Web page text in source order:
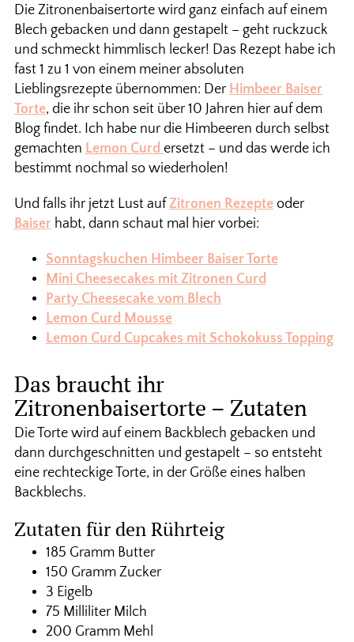
Die Zitronenbaisertorte wird ganz einfach auf einem
Blech gebacken und dann gestapelt – geht ruckzuck
und schmeckt himmlisch lecker! Das Rezept habe ich
fast 1 zu 1 von einem meiner absoluten
Lieblingsrezepte übernommen: Der Himbeer Baiser
Torte, die ihr schon seit über 10 Jahren hier auf dem
Blog findet. Ich habe nur die Himbeeren durch selbst
gemachten Lemon Curd ersetzt – und das werde ich
bestimmt nochmal so wiederholen!
Und falls ihr jetzt Lust auf Zitronen Rezepteoder
Baiserhabt, dann schaut mal hier vorbei:
Sonntagskuchen Himbeer Baiser Torte
Mini Cheesecakes mit Zitronen Curd
Party Cheesecake vom Blech
Lemon Curd Mousse
Lemon Curd Cupcakes mit Schokokuss Topping
Das braucht ihr
Zitronenbaisertorte – Zutaten
Die Torte wird auf einem Backblech gebacken und
dann durchgeschnitten und gestapelt – so entsteht
eine rechteckige Torte, in der Größe eines halben
Backblechs.
Zutaten für den Rührteig
185 Gramm Butter
150 Gramm Zucker
3 Eigelb
75 Milliliter Milch
200 Gramm Mehl